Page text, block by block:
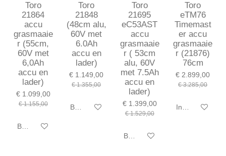
Toro
21864
accu
grasmaaie
r (55cm,
60V met
6,0Ah
accu en
lader)
€ 1.099,00
€ 1.155,00
Bekijk details
Toro
21848
(48cm alu,
60V met
6.0Ah
accu en
lader)
€ 1.149,00
€ 1.355,00
Bekijk details
Toro
21695
eC53AST
accu
grasmaaie
r ( 53cm
alu, 60V
met 7.5Ah
accu en
lader)
€ 1.399,00
€ 1.529,00
Bekijk details
Toro
eTM76
Timemast
er accu
grasmaaie
r (21876)
76cm
€ 2.899,00
€ 3.285,00
In winkelwagen